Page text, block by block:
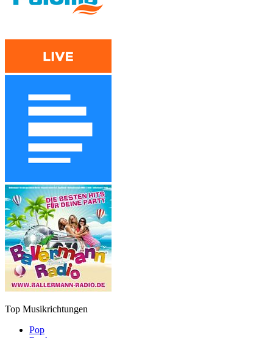
Top Musikrichtungen
Pop